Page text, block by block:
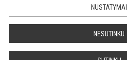
NUSTATYMAI
NESUTINKU